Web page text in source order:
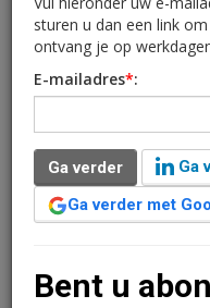
woningen
Leijen’
Kimberly Camu
2 minuten leestijd
Het startsein is
Leijen’ is een groene
sturen u dan een link
ontvang je op
E-mailadres*:
Ga verder
Ga
Ga verder met
Bent u